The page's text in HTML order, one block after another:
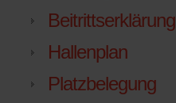
Beitrittserklärung
Hallenplan
Platzbelegung